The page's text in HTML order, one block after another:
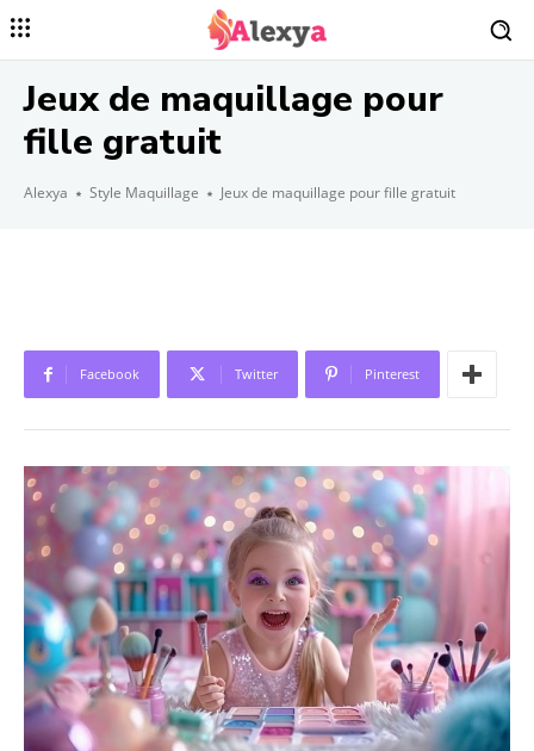
Jeux de maquillage pour
fille gratuit
Alexya Style Maquillage Jeux de maquillage pour fille gratuit
Facebook Twitter Pinterest